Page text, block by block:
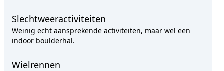
Slechtweeractiviteiten
Weinig echt aansprekende activiteiten, maar wel een
indoor boulderhal.
Wielrennen